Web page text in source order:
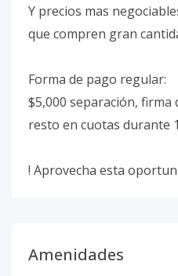
Y precios mas
que compren gran
Forma de pago regular:
$5,000 separación, firma
resto en cuotas durante
! Aprovecha esta
Amenidades